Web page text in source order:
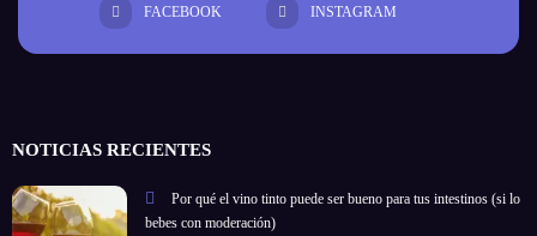
FACEBOOK INSTAGRAM
NOTICIAS RECIENTES
Por qué el vino tinto puede ser bueno para tus intestinos (si lo
bebes con moderación)